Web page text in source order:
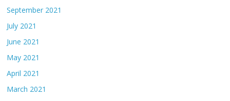
September 2021
July 2021
June 2021
May 2021
April 2021
March 2021